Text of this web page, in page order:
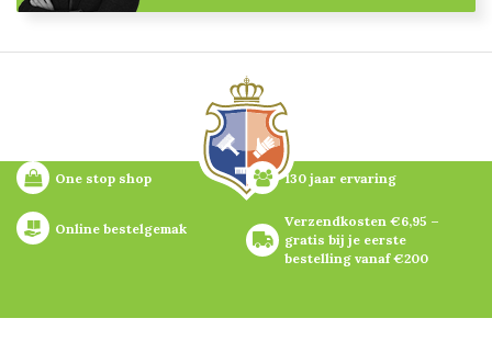
One stop shop 130 jaar ervaring
Online bestelgemak
Verzendkosten €6,95 –
gratis bij je eerste
bestelling vanaf €200